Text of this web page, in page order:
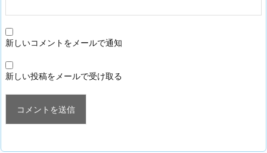
新しいコメントをメールで通知
新しい投稿をメールで受け取る